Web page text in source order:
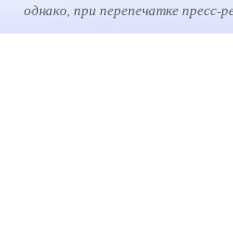
однако, при перепечатке пресс-